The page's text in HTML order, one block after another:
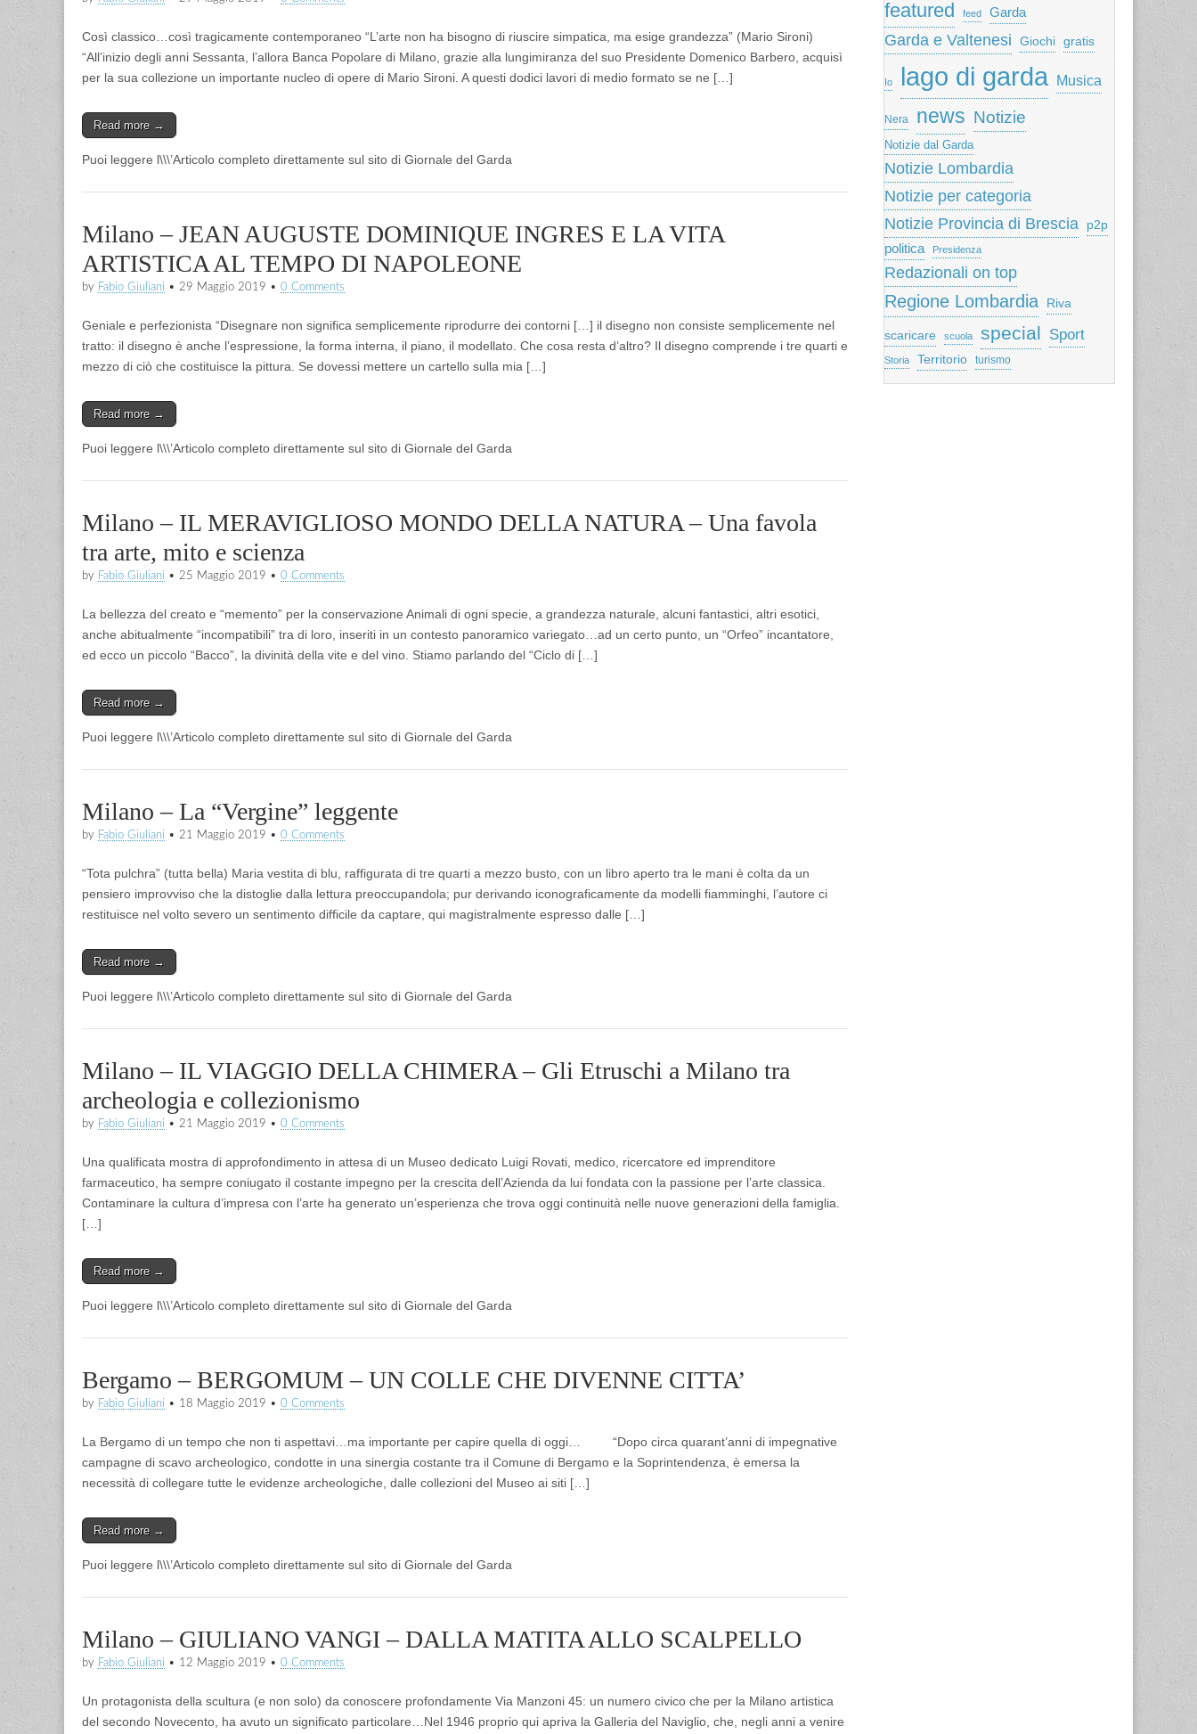
Così classico…così tragicamente contemporaneo “L’arte non ha bisogno di riuscire simpatica, ma esige grandezza” (Mario Sironi)
“All’inizio degli anni Sessanta, l’allora Banca Popolare di Milano, grazie alla lungimiranza del suo Presidente Domenico Barbero, acquisì
per la sua collezione un importante nucleo di opere di Mario Sironi. A questi dodici lavori di medio formato se ne […]
Read more →
Puoi leggere l\\\’Articolo completo direttamente sul sito di Giornale del Garda
Milano – JEAN AUGUSTE DOMINIQUE INGRES E LA VITA
ARTISTICA AL TEMPO DI NAPOLEONE
by Fabio Giuliani • 29 Maggio 2019 • 0 Comments
Geniale e perfezionista “Disegnare non significa semplicemente riprodurre dei contorni […] il disegno non consiste semplicemente nel
tratto: il disegno è anche l’espressione, la forma interna, il piano, il modellato. Che cosa resta d’altro? Il disegno comprende i tre quarti e
mezzo di ciò che costituisce la pittura. Se dovessi mettere un cartello sulla mia […]
Read more →
Puoi leggere l\\\’Articolo completo direttamente sul sito di Giornale del Garda
Milano – IL MERAVIGLIOSO MONDO DELLA NATURA – Una favola
tra arte, mito e scienza
by Fabio Giuliani • 25 Maggio 2019 • 0 Comments
La bellezza del creato e “memento” per la conservazione Animali di ogni specie, a grandezza naturale, alcuni fantastici, altri esotici,
anche abitualmente “incompatibili” tra di loro, inseriti in un contesto panoramico variegato…ad un certo punto, un “Orfeo” incantatore,
ed ecco un piccolo “Bacco”, la divinità della vite e del vino. Stiamo parlando del “Ciclo di […]
Read more →
Puoi leggere l\\\’Articolo completo direttamente sul sito di Giornale del Garda
Milano – La “Vergine” leggente
by Fabio Giuliani • 21 Maggio 2019 • 0 Comments
“Tota pulchra” (tutta bella) Maria vestita di blu, raffigurata di tre quarti a mezzo busto, con un libro aperto tra le mani è colta da un
pensiero improvviso che la distoglie dalla lettura preoccupandola; pur derivando iconograficamente da modelli fiamminghi, l’autore ci
restituisce nel volto severo un sentimento difficile da captare, qui magistralmente espresso dalle […]
Read more →
Puoi leggere l\\\’Articolo completo direttamente sul sito di Giornale del Garda
Milano – IL VIAGGIO DELLA CHIMERA – Gli Etruschi a Milano tra
archeologia e collezionismo
by Fabio Giuliani • 21 Maggio 2019 • 0 Comments
Una qualificata mostra di approfondimento in attesa di un Museo dedicato Luigi Rovati, medico, ricercatore ed imprenditore
farmaceutico, ha sempre coniugato il costante impegno per la crescita dell’Azienda da lui fondata con la passione per l’arte classica.
Contaminare la cultura d’impresa con l’arte ha generato un’esperienza che trova oggi continuità nelle nuove generazioni della famiglia.
[…]
Read more →
Puoi leggere l\\\’Articolo completo direttamente sul sito di Giornale del Garda
Bergamo – BERGOMUM – UN COLLE CHE DIVENNE CITTA’
by Fabio Giuliani • 18 Maggio 2019 • 0 Comments
La Bergamo di un tempo che non ti aspettavi…ma importante per capire quella di oggi… “Dopo circa quarant’anni di impegnative
campagne di scavo archeologico, condotte in una sinergia costante tra il Comune di Bergamo e la Soprintendenza, è emersa la
necessità di collegare tutte le evidenze archeologiche, dalle collezioni del Museo ai siti […]
Read more →
Puoi leggere l\\\’Articolo completo direttamente sul sito di Giornale del Garda
Milano – GIULIANO VANGI – DALLA MATITA ALLO SCALPELLO
by Fabio Giuliani • 12 Maggio 2019 • 0 Comments
Un protagonista della scultura (e non solo) da conoscere profondamente Via Manzoni 45: un numero civico che per la Milano artistica
del secondo Novecento, ha avuto un significato particolare…Nel 1946 proprio qui apriva la Galleria del Naviglio, che, negli anni a venire
featured feed Garda
Garda e Valtenesi Giochi gratis
Io lago di garda Musica
Nera news Notizie
Notizie dal Garda
Notizie Lombardia
Notizie per categoria
Notizie Provincia di Brescia
p2p
politica Presidenza
Redazionali on top
Regione Lombardia Riva
scaricare scuola special Sport
Storia Territorio turismo